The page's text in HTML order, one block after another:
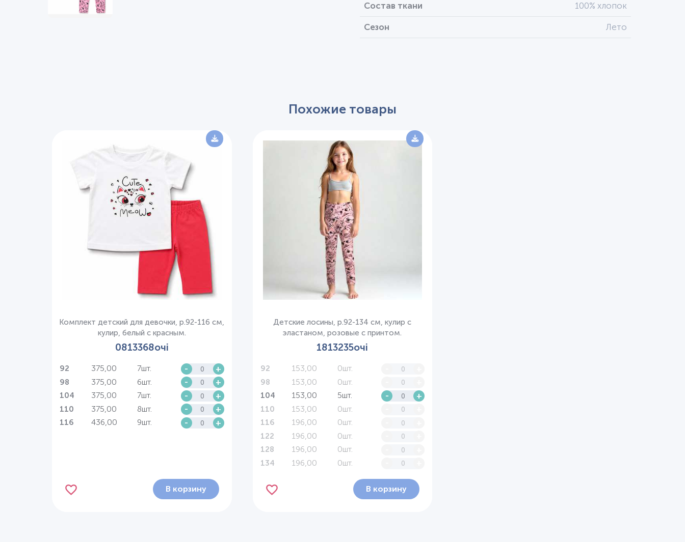
Состав ткани 100% хлопок
Сезон Лето
Похожие товары
Комплект детский для девочки, р.92-116 см,
кулир, белый с красным.
0813368очі
92 375,00 7шт. - +
98 375,00 6шт. - +
104 375,00 7шт. - +
110 375,00 8шт. - +
116 436,00 9шт. - +
В корзину
Детские лосины, р.92-134 см, кулир с
эластаном, розовые с принтом.
1813235очі
92 153,00 0шт.
98 153,00 0шт.
104 153,00 5шт. - +
110 153,00 0шт.
116 196,00 0шт.
122 196,00 0шт.
128 196,00 0шт.
134 196,00 0шт.
В корзину